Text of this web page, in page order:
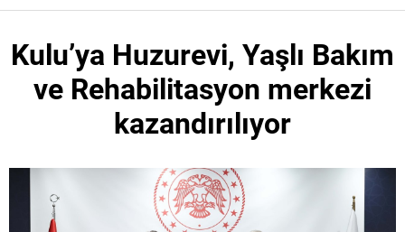
Kulu’ya Huzurevi, Yaşlı Bakım
ve Rehabilitasyon merkezi
kazandırılıyor